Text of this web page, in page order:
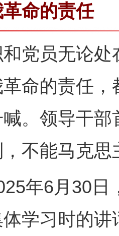
命的责任
员无论处
命的责任
。领导干
，不能马克
6月30日，
学习时的讲